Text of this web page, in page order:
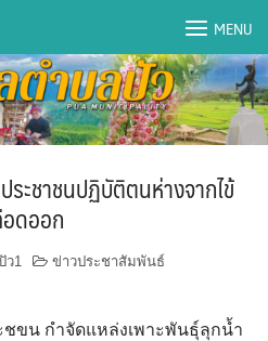
MENU
ะชาชนปฏิบัติตนห่างจากไข้
อดออก
ว1 ข่าวประชาสัมพันธ์
ขน กำจัดแหล่งเพาะพันธุ์ลุกน้ำ